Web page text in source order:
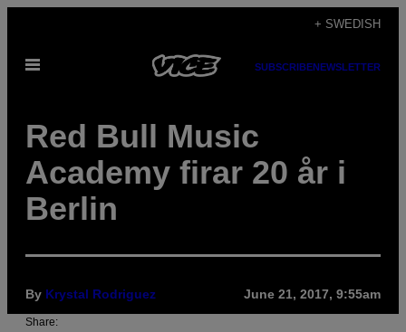
content
+ SWEDISH
Open
SUBSCRIBENEWSLETTER
Red Bull Music
Academy firar 20 år i
Berlin
By Krystal Rodriguez June 21, 2017, 9:55am
Share: